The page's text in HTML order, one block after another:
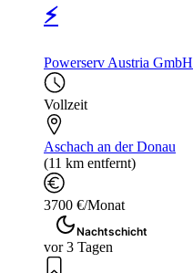
⚡
Powerserv Austria GmbH
Vollzeit
Aschach an der Donau
(11 km entfernt)
3700 €/Monat
Nachtschicht
vor 3 Tagen